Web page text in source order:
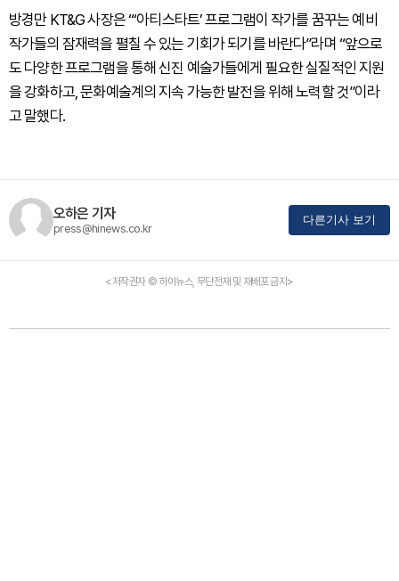
방경만 KT&G 사장은 “‘아티스타트’ 프로그램이 작가를 꿈꾸는 예비
작가들의 잠재력을 펼칠 수 있는 기회가 되기를 바란다”라며 “앞으로
도 다양한 프로그램을 통해 신진 예술가들에게 필요한 실질적인 지원
을 강화하고, 문화예술계의 지속 가능한 발전을 위해 노력할 것”이라
고 말했다.
오하은 기자
press@hinews.co.kr
다른기사 보기
<저작권자 © 하이뉴스, 무단전재 및 재배포 금지>